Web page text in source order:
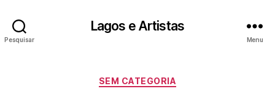
Pesquisar
Lagos e Artistas
Menu
Categorias
SEM CATEGORIA